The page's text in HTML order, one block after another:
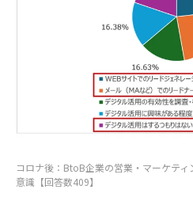
コロナ後：BtoB企業の営業・マーケテ
意識【回答数409】